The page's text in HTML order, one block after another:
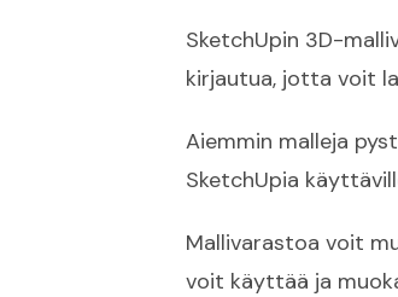
SketchUpin 3D-
kirjautua, jotta voit
Aiemmin malleja
SketchUpia
Mallivarastoa voit
voit käyttää ja